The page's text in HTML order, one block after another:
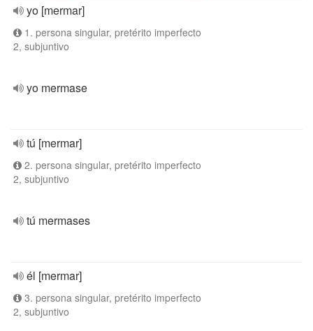
yo [mermar]
1. persona singular, pretérito imperfecto
2, subjuntivo
yo mermase
tú [mermar]
2. persona singular, pretérito imperfecto
2, subjuntivo
tú mermases
él [mermar]
3. persona singular, pretérito imperfecto
2, subjuntivo